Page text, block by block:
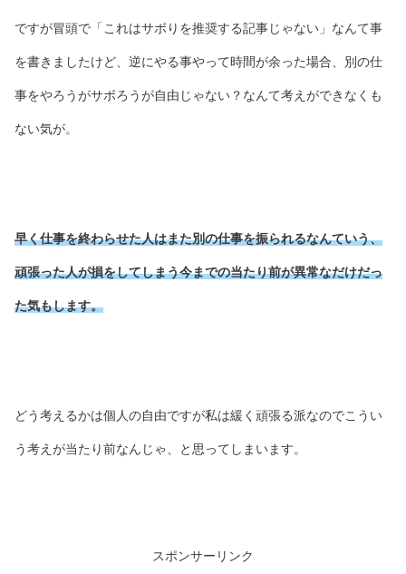
ですが冒頭で「これはサボりを推奨する記事じゃない」なんて事
を書きましたけど、逆にやる事やって時間が余った場合、別の仕
事をやろうがサボろうが自由じゃない？なんて考えができなくも
ない気が。
早く仕事を終わらせた人はまた別の仕事を振られるなんていう、
頑張った人が損をしてしまう今までの当たり前が異常なだけだっ
た気もします。
どう考えるかは個人の自由ですが私は緩く頑張る派なのでこうい
う考えが当たり前なんじゃ、と思ってしまいます。
スポンサーリンク